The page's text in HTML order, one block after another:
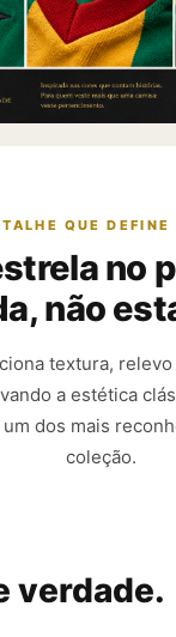
QUE DEFINE
no
não
textura,
a estética
dos mais
coleção.
verdade.